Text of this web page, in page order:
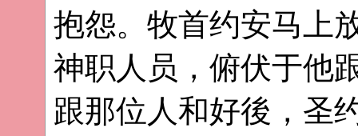
抱怨。牧首约安马上
神职人员，俯伏于他
跟那位人和好後，圣